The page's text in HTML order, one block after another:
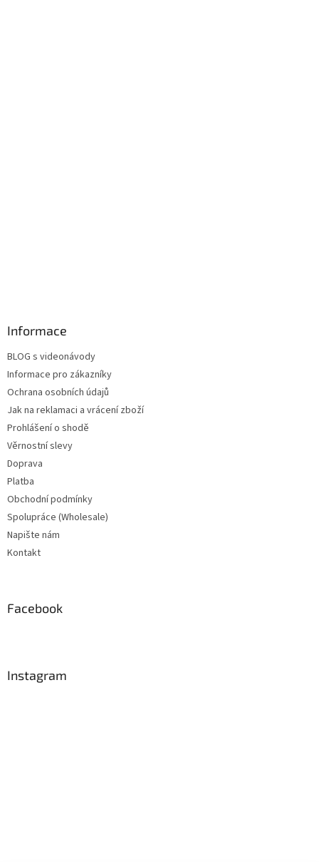
Informace
BLOG s videonávody
Informace pro zákazníky
Ochrana osobních údajů
Jak na reklamaci a vrácení zboží
Prohlášení o shodě
Věrnostní slevy
Doprava
Platba
Obchodní podmínky
Spolupráce (Wholesale)
Napište nám
Kontakt
Facebook
Instagram